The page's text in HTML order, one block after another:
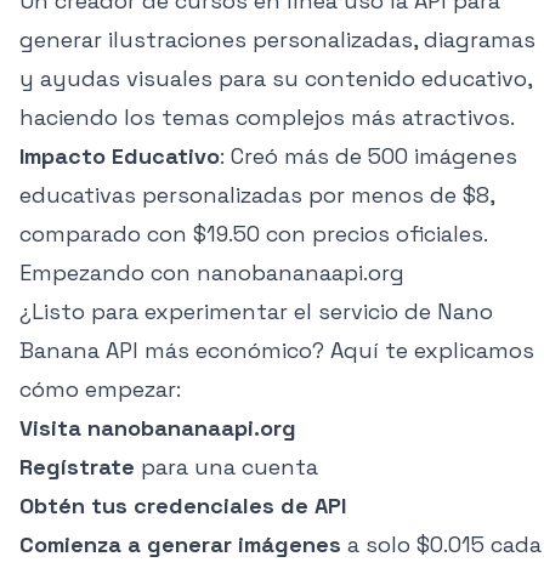
generar ilustraciones personalizadas, diagramas
y ayudas visuales para su contenido educativo,
haciendo los temas complejos más atractivos.
Impacto Educativo: Creó más de 500 imágenes
educativas personalizadas por menos de $8,
comparado con $19.50 con precios oficiales.
Empezando con nanobananaapi.org
¿Listo para experimentar el servicio de Nano
Banana API más económico? Aquí te explicamos
cómo empezar:
Visita nanobananaapi.org
Regístrate para una cuenta
Obtén tus credenciales de API
Comienza a generar imágenes a solo $0.015 cada